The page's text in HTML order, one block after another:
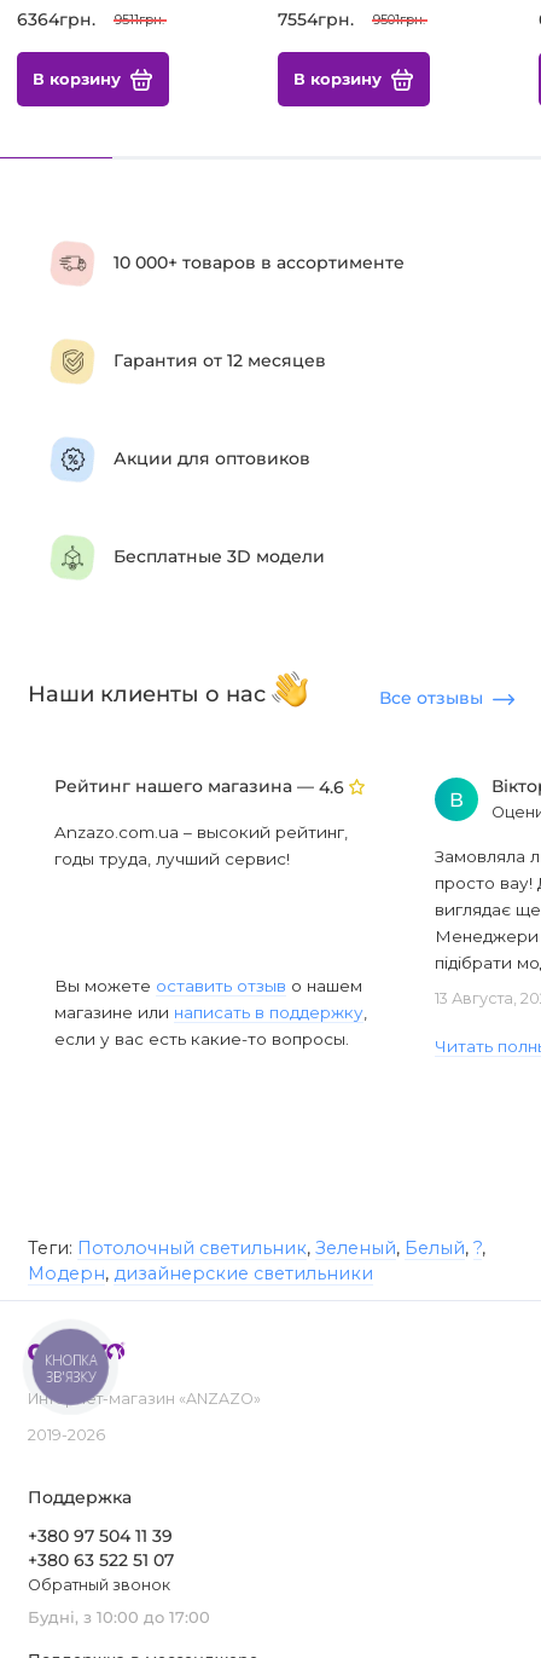
6364грн. 9511грн.
В корзину
7554грн. 9501грн.
В корзину
10 000+ товаров в ассортименте
Гарантия от 12 месяцев
Акции для оптовиков
Бесплатные 3D модели
Наши клиенты о нас Все отзывы
Рейтинг нашего магазина — 4.6
Anzazo.com.ua – высокий рейтинг,
годы труда, лучший сервис!
Вы можете оставить отзыв о нашем
магазине или написать в поддержку,
если у вас есть какие-то вопросы.
В
Замовляла
просто вау!
виглядає
Менеджери
підібрати
13 Августа,
Читать
Теги: Потолочный светильник, Зеленый, Белый, ?,
Модерн, дизайнерские светильники
Интернет-магазин «ANZAZO»
2019-2026
Поддержка
+380 97 504 11 39
+380 63 522 51 07
Обратный звонок
Будні, з 10:00 до 17:00
КНОПКА
ЗВ'ЯЗКУ